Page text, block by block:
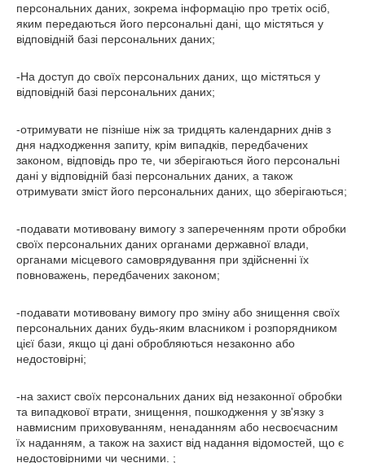
персональних даних, зокрема інформацію про третіх осіб,
яким передаються його персональні дані, що містяться у
відповідній базі персональних даних;
-На доступ до своїх персональних даних, що містяться у
відповідній базі персональних даних;
-отримувати не пізніше ніж за тридцять календарних днів з
дня надходження запиту, крім випадків, передбачених
законом, відповідь про те, чи зберігаються його персональні
дані у відповідній базі персональних даних, а також
отримувати зміст його персональних даних, що зберігаються;
-подавати мотивовану вимогу з запереченням проти обробки
своїх персональних даних органами державної влади,
органами місцевого самоврядування при здійсненні їх
повноважень, передбачених законом;
-подавати мотивовану вимогу про зміну або знищення своїх
персональних даних будь-яким власником і розпорядником
цієї бази, якщо ці дані обробляються незаконно або
недостовірні;
-на захист своїх персональних даних від незаконної обробки
та випадкової втрати, знищення, пошкодження у зв'язку з
навмисним приховуванням, ненаданням або несвоєчасним
їх наданням, а також на захист від надання відомостей, що є
недостовірними чи чесними. ;